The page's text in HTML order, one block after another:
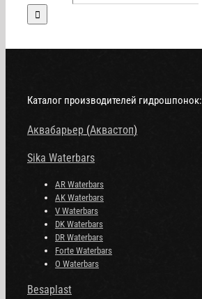
Каталог производителей гидрошпонок:
Аквабарьер (Аквастоп)
Sika Waterbars
AR Waterbars
AK Waterbars
V Waterbars
DK Waterbars
DR Waterbars
Forte Waterbars
O Waterbars
Besaplast